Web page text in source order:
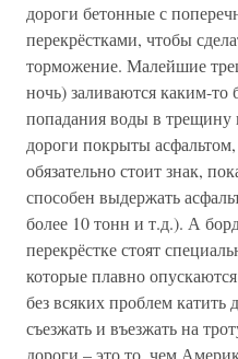
дороги бетонные с
перекрёстками, чтобы
торможение. Малейшие
ночь) заливаются каким-
попадания воды в трещину
дороги покрыты
обязательно стоит знак,
способен выдержать
более 10 тонн и т.д.). А
перекрёстке стоят
которые плавно
без всяких проблем катить
съезжать и въезжать на
дороги – это то, чем